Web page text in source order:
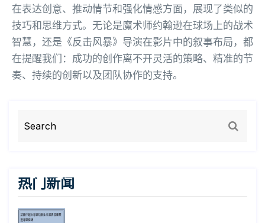
在表达创意、推动情节和强化情感方面，展现了类似的
技巧和思维方式。无论是魔术师约翰逊在球场上的战术
智慧，还是《反击风暴》导演在影片中的叙事布局，都
在提醒我们：成功的创作离不开灵活的策略、精准的节
奏、持续的创新以及团队协作的支持。
热门新闻